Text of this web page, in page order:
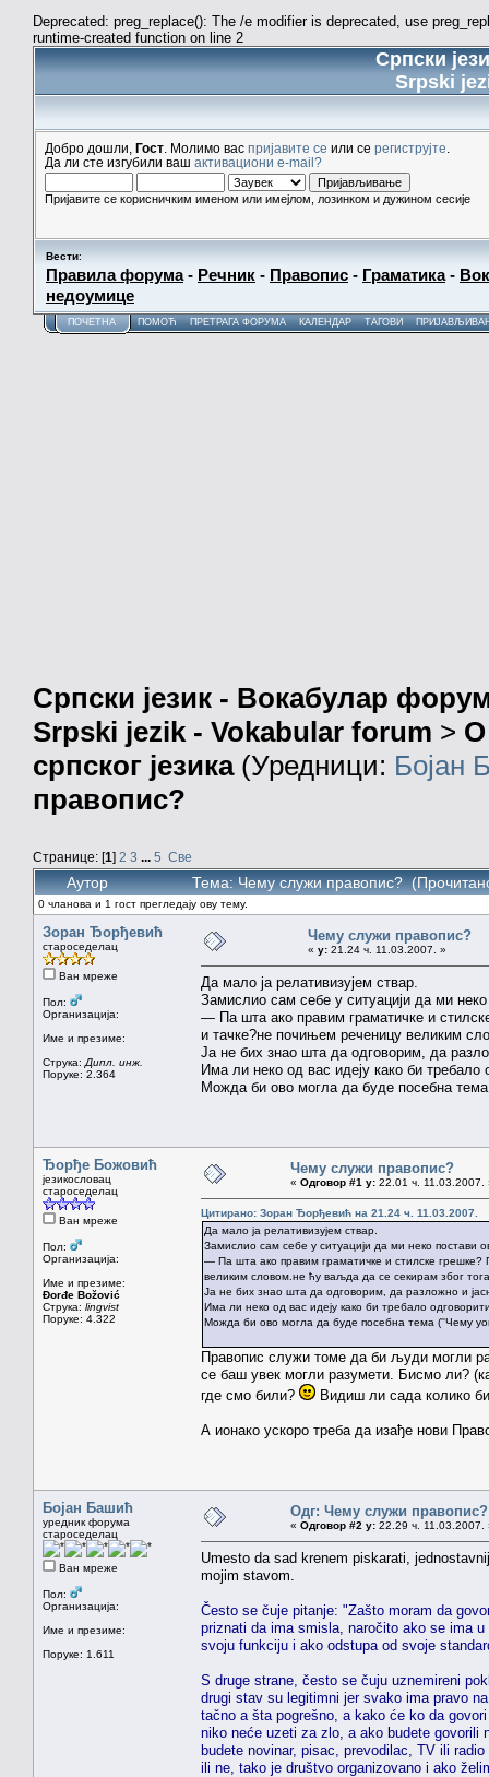
Deprecated: preg_replace(): The /e modifier is deprecated, use
runtime-created function on line 2
Српски
Srpski
Добро дошли, Гост . Молимо вас пријавите се или се региструјте
Да ли сте изгубили ваш активациони e-mail?
Пријавите се корисничким именом или имејлом, лозинком и дужином сесије
Вести:
Правила форума- Речник - Правопис - Граматика-
недоумице
ПОЧЕТНА ПОМОЋ ПРЕТРАГА ФОРУМА КАЛЕНДАР ТАГОВИ
Српски језик - Вокабулар
Srpski jezik - Vokabular forum > О
српског језика(Уредници: Бојан
правопис?
Странице: [1] 2 3 ... 5 Све
Аутор Тема: Чему служи правопис?
0 чланова и 1 гост прегледају ову тему.
Зоран Ђорђевић
староседелац
Ван мреже
Пол:
Организација:
Име и презиме:
Струка: Дипл. инж.
Поруке: 2.364
Чему служи правопис?
« у: 21.24 ч. 11.03.2007. »
Да мало ја релативизујем ствар.
Замислио сам себе у ситуацији да ми
— Па шта ако правим граматичке и
и тачке?не почињем реченицу великим
Ја не бих знао шта да одговорим, да
Има ли неко од вас идеју како би требало
Можда би ово могла да буде посебна
Ђорђе Божовић
језикословац
староседелац
Ван мреже
Пол:
Организација:
Име и презиме:
Đorđe Božović
Струка: lingvist
Поруке: 4.322
Чему служи правопис?
« Одговор #1 у: 22.01 ч. 11.03.2007.
Цитирано: Зоран Ђорђевић на 21.24 ч. 11.03.2007.
Да мало ја релативизујем ствар.
Замислио сам себе у ситуацији да ми неко постави
— Па шта ако правим граматичке и стилске
великим словом.не ћу ваљда да се секирам због
Ја не бих знао шта да одговорим, да разложно и
Има ли неко од вас идеју како би требало
Можда би ово могла да буде посебна тема (''Чему
Правопис служи томе да би људи могли
се баш увек могли разумети. Бисмо ли?
где смо били?
Видиш ли сада колико би
А ионако ускоро треба да изађе нови
Бојан Башић
уредник форума
староседелац
Ван мреже
Пол:
Организација:
Име и презиме:
Поруке: 1.611
Одг: Чему служи правопис?
« Одговор #2 у: 22.29 ч. 11.03.2007.
Umesto da sad krenem piskarati,
mojim stavom.
Često se čuje pitanje: "Zašto moram da
priznati da ima smisla, naročito ako se ima
svoju funkciju i ako odstupa od svoje
S druge strane, često se čuju uznemireni
drugi stav su legitimni jer svako ima pravo
tačno a šta pogrešno, a kako će ko da
niko neće uzeti za zlo, a ako budete govorili
budete novinar, pisac, prevodilac, TV ili
ili ne, tako je društvo organizovano i ako